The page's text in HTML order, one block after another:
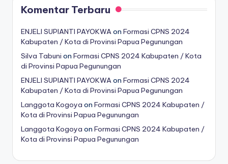
Komentar Terbaru
ENJELI SUPIANTI PAYOKWAon Formasi CPNS 2024
Kabupaten / Kota di Provinsi Papua Pegunungan
Silva Tabuni on Formasi CPNS 2024 Kabupaten / Kota
di Provinsi Papua Pegunungan
ENJELI SUPIANTI PAYOKWAon Formasi CPNS 2024
Kabupaten / Kota di Provinsi Papua Pegunungan
Langgota Kogoya on Formasi CPNS 2024 Kabupaten /
Kota di Provinsi Papua Pegunungan
Langgota Kogoya on Formasi CPNS 2024 Kabupaten /
Kota di Provinsi Papua Pegunungan